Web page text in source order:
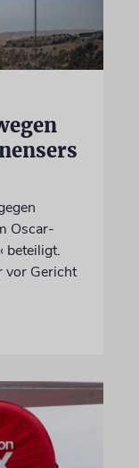
Oscar-
beteiligt.
vor Gericht